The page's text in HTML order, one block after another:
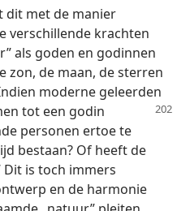
dit met de manier
verschillende krachten
als goden en godinnen
zon, de maan, de sterren
moderne geleerden
tot een godin
personen ertoe te
bestaan? Of heeft de
Dit is toch immers
en de harmonie